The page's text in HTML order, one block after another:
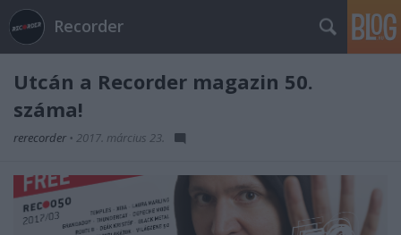
Recorder
Utcán a Recorder magazin 50.
száma!
rerecorder • 2017. március 23.